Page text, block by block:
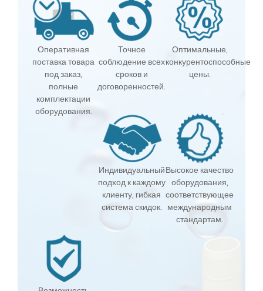
Оперативная
поставка товара
под заказ,
полные
комплектации
оборудования.
Точное
соблюдение всех
сроков и
договоренностей.
Оптимальные,
конкурентоспособные
цены.
Индивидуальный
подход к каждому
клиенту, гибкая
система скидок.
Высокое качество
оборудования,
соответствующее
международным
стандартам.